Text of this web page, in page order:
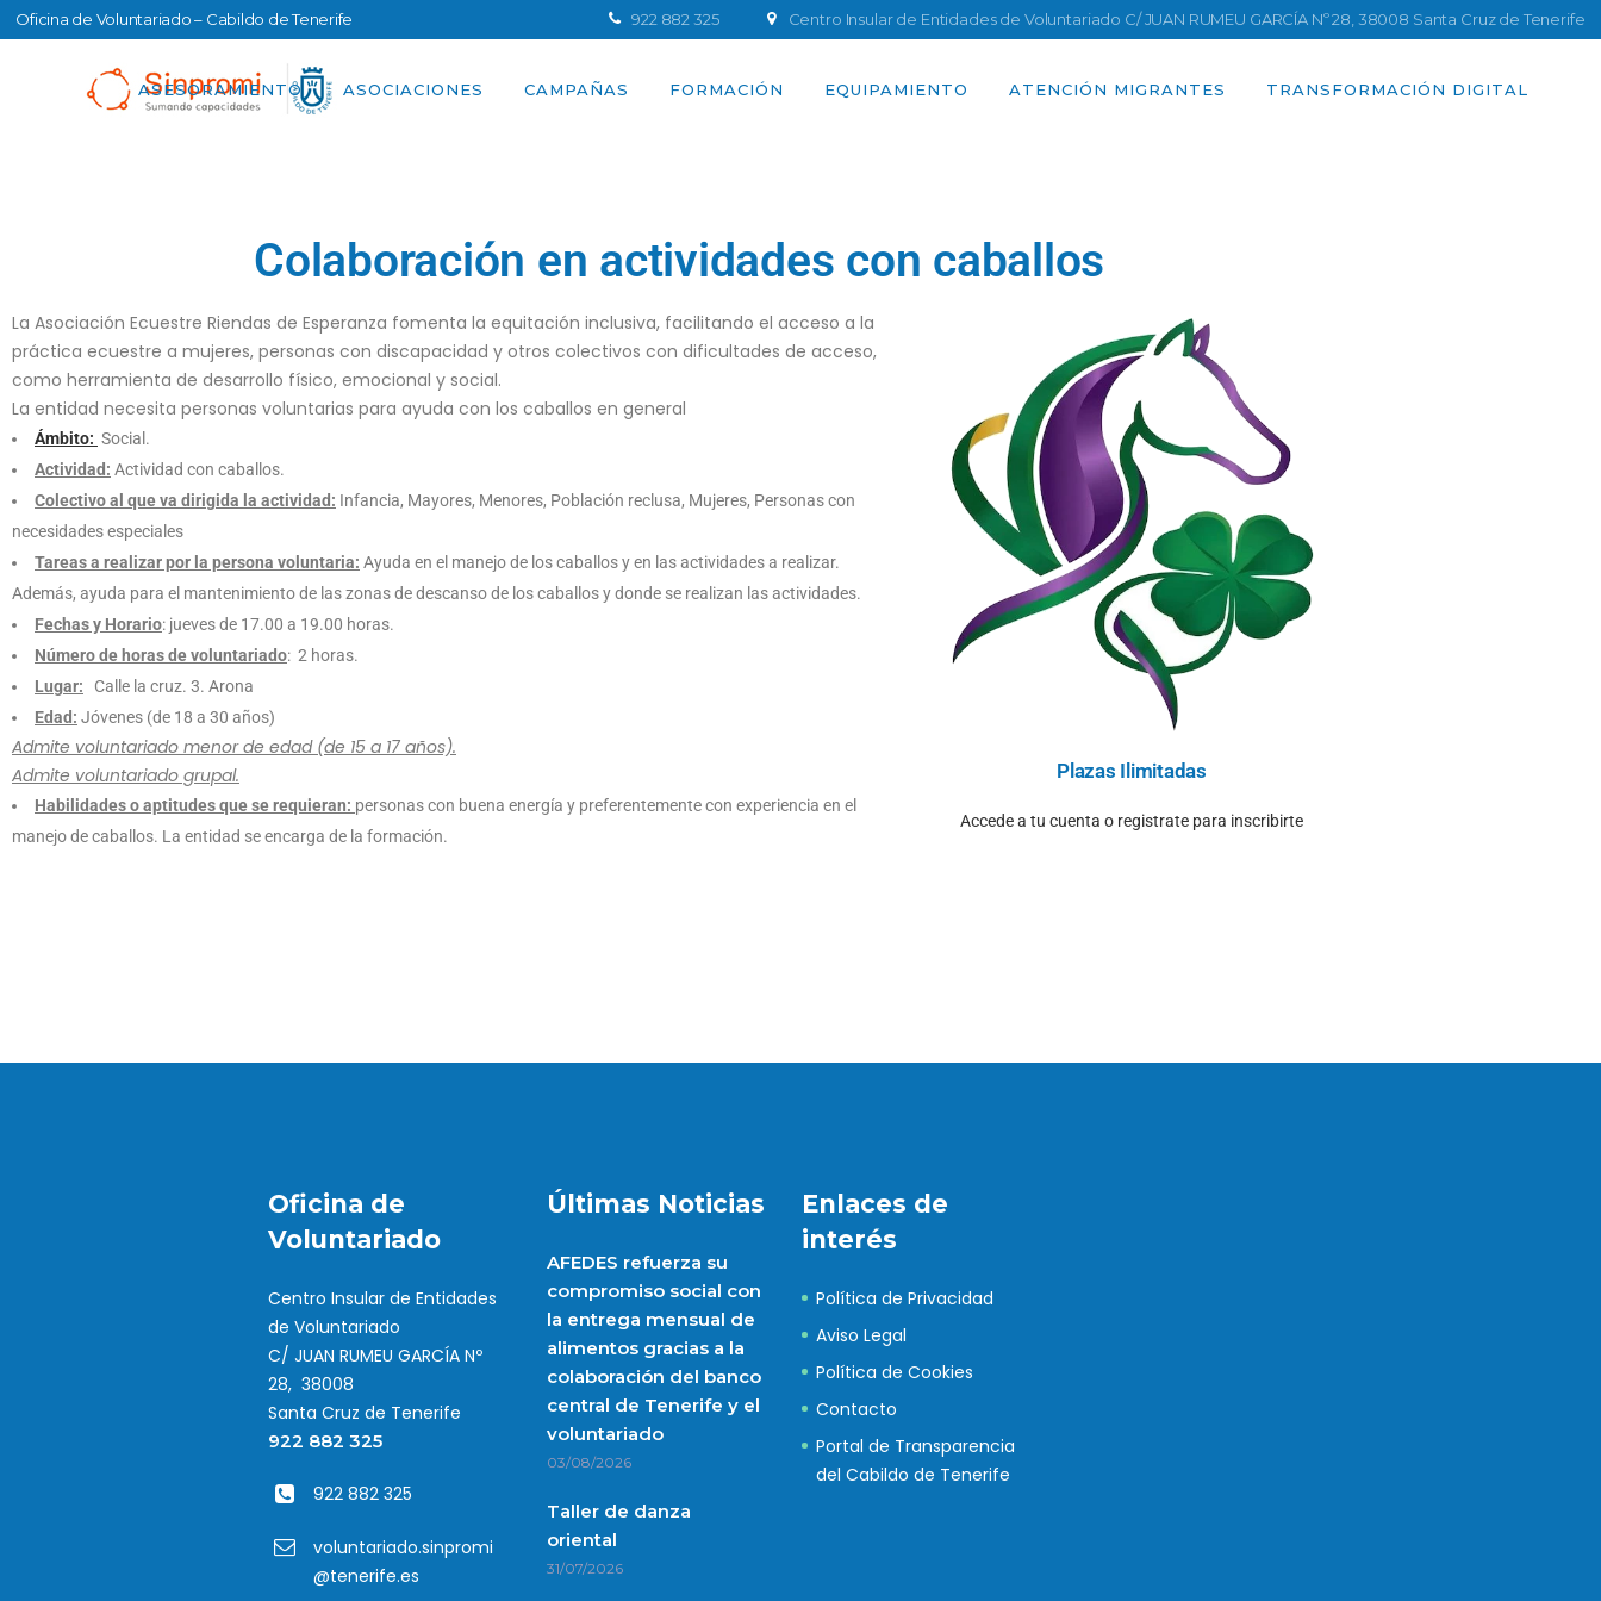
Oficina de Voluntariado – Cabildo de Tenerife 922 882 325 Centro Insular de Entidades de Voluntariado C/ JUAN RUMEU GARCÍA Nº 28, 38008 Santa Cruz de Tenerife
ASESORAMIENTO ASOCIACIONES CAMPAÑAS FORMACIÓN EQUIPAMIENTO ATENCIÓN MIGRANTES TRANSFORMACIÓN DIGITAL
Colaboración en actividades con caballos
La Asociación Ecuestre Riendas de Esperanza fomenta la equitación inclusiva, facilitando el acceso a la
práctica ecuestre a mujeres, personas con discapacidad y otros colectivos con dificultades de acceso,
como herramienta de desarrollo físico, emocional y social.
La entidad necesita personas voluntarias para ayuda con los caballos en general
Ámbito: Social.
Actividad: Actividad con caballos.
Colectivo al que va dirigida la actividad: Infancia, Mayores, Menores, Población reclusa, Mujeres, Personas con
necesidades especiales
Tareas a realizar por la persona voluntaria: Ayuda en el manejo de los caballos y en las actividades a realizar.
Además, ayuda para el mantenimiento de las zonas de descanso de los caballos y donde se realizan las actividades.
Fechas y Horario: jueves de 17.00 a 19.00 horas.
Número de horas de voluntariado: 2 horas.
Lugar: Calle la cruz. 3. Arona
Edad: Jóvenes (de 18 a 30 años)
Admite voluntariado menor de edad (de 15 a 17 años).
Admite voluntariado grupal.
Habilidades o aptitudes que se requieran: personas con buena energía y preferentemente con experiencia en el
manejo de caballos. La entidad se encarga de la formación.
Plazas Ilimitadas
Accede a tu cuenta o registrate para inscribirte
Oficina de
Voluntariado
Centro Insular de Entidades
de Voluntariado
C/ JUAN RUMEU GARCÍA Nº
28, 38008
Santa Cruz de Tenerife
922 882 325
922 882 325
voluntariado.sinpromi
@tenerife.es
Últimas Noticias
AFEDES refuerza su
compromiso social con
la entrega mensual de
alimentos gracias a la
colaboración del banco
central de Tenerife y el
voluntariado
03/08/2026
Taller de danza
oriental
31/07/2026
Enlaces de
interés
Política de Privacidad
Aviso Legal
Política de Cookies
Contacto
Portal de Transparencia
del Cabildo de Tenerife